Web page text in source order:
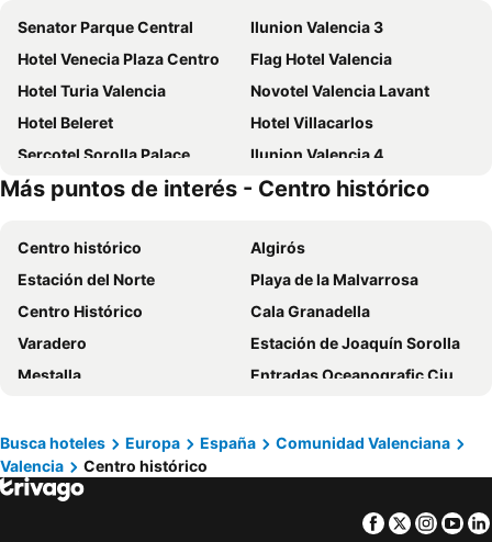
Senator Parque Central
Ilunion Valencia 3
Hotel Venecia Plaza Centro
Flag Hotel Valencia
Hotel Turia Valencia
Novotel Valencia Lavant
Hotel Beleret
Hotel Villacarlos
Sercotel Sorolla Palace
Ilunion Valencia 4
Casual del Cine Valencia
Hotel Dimar
Cosy Rooms Embajador
Travelodge Valencia Aeropuerto
Ibis Budget Valencia Centro Puerto
Primus Valencia
Eurostars Gran Valencia
Holiday Inn Express Ciudad de las Ciencias
Ilunion Aqua 4
Hotel Kramer
Hostal Blayet
Hotel Miramar Valencia
Hotel San Lorenzo Boutique
Ilunion Aqua 3
Ibis Budget Valencia Alcasser
Port Feria Valencia
AZZ Valencia Táctica Hotel
Más puntos de interés - Centro histórico
Centro histórico
Algirós
Estación del Norte
Playa de la Malvarrosa
Centro Histórico
Cala Granadella
Varadero
Estación de Joaquín Sorolla
Mestalla
Entradas Oceanografic Ciudad de las Artes
IFA Exhibition Center
Bus turistico circular gran alacant
Playa de Bossa
El Churra
Catedral de Valencia
Busca hoteles Europa España
Comunidad Valenciana
Valencia
Centro histórico
Facebook
Twitter